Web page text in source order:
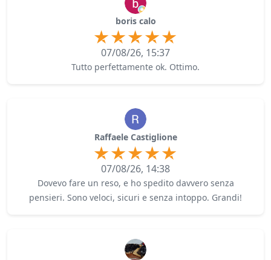
boris calo
07/08/26, 15:37
Tutto perfettamente ok. Ottimo.
Raffaele Castiglione
07/08/26, 14:38
Dovevo fare un reso, e ho spedito davvero senza
pensieri. Sono veloci, sicuri e senza intoppo. Grandi!